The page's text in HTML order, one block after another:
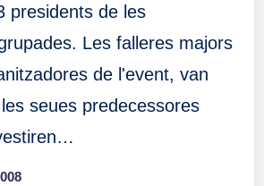
presidents de les
Les falleres majors
de l'event, van
seues predecessores